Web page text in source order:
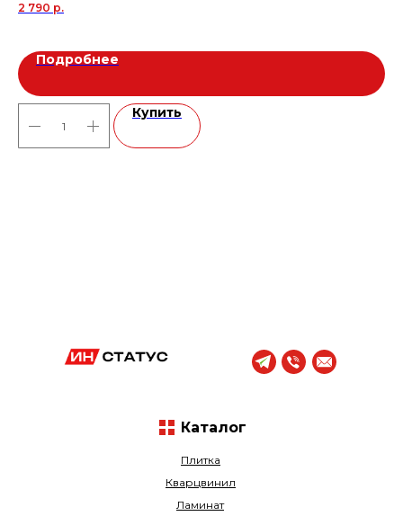
2 790 р.
Подробнее
Купить
Плитка
Кварцвинил
Ламинат
Каталог